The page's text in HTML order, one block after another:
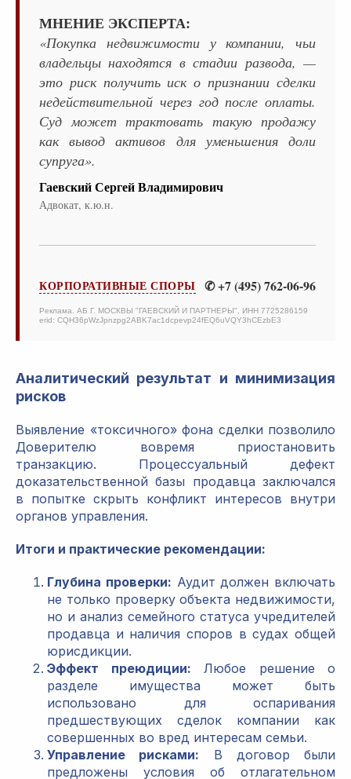
МНЕНИЕ ЭКСПЕРТА:
«Покупка недвижимости у компании, чьи
владельцы находятся в стадии развода, —
это риск получить иск о признании сделки
недействительной через год после оплаты.
Суд может трактовать такую продажу
как вывод активов для уменьшения доли
супруга».
Гаевский Сергей Владимирович
Адвокат, к.ю.н.
КОРПОРАТИВНЫЕ СПОРЫ ✆ +7 (495) 762-06-96
Реклама. АБ Г. МОСКВЫ "ГАЕВСКИЙ И ПАРТНЕРЫ", ИНН 7725286159
erid: CQH36pWzJpnzpg2ABK7ac1dcpevp24fEQ6uVQY3hCEzbE3
Аналитический результат и минимизация
рисков
Выявление «токсичного» фона сделки позволило
Доверителю вовремя приостановить
транзакцию. Процессуальный дефект
доказательственной базы продавца заключался
в попытке скрыть конфликт интересов внутри
органов управления.
Итоги и практические рекомендации:
Глубина проверки: Аудит должен включать
не только проверку объекта недвижимости,
но и анализ семейного статуса учредителей
продавца и наличия споров в судах общей
юрисдикции.
Эффект преюдиции: Любое решение о
разделе имущества может быть
использовано для оспаривания
предшествующих сделок компании как
совершенных во вред интересам семьи.
Управление рисками: В договор были
предложены условия об отлагательном